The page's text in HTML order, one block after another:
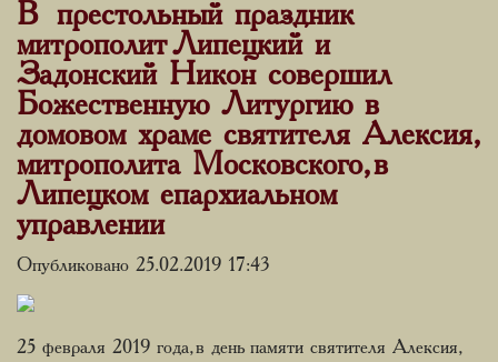
В престольный праздник
митрополит Липецкий и
Задонский Никон совершил
Божественную Литургию в
домовом храме святителя Алексия,
митрополита Московского, в
Липецком епархиальном
управлении
Опубликовано 25.02.2019 17:43
25 февраля 2019 года, в день памяти святителя Алексия,